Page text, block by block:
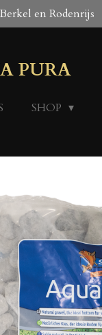
en Rodenrijs
PURA
SHOP